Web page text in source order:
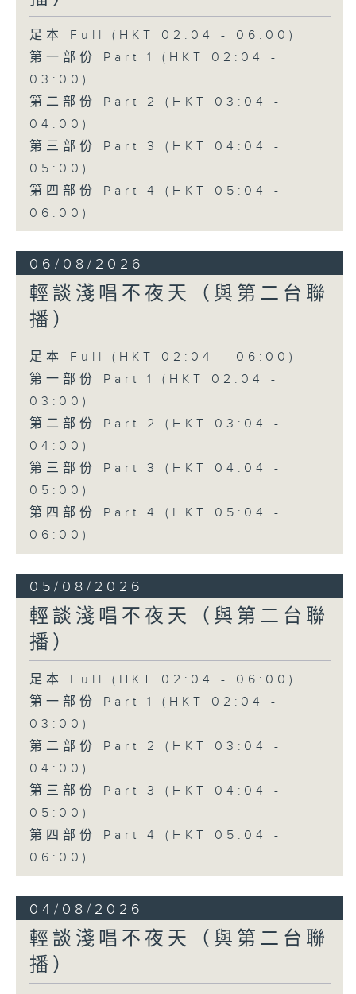
足本 Full (HKT 02:04 - 06:00)
第一部份 Part 1 (HKT 02:04 -
03:00)
第二部份 Part 2 (HKT 03:04 -
04:00)
第三部份 Part 3 (HKT 04:04 -
05:00)
第四部份 Part 4 (HKT 05:04 -
06:00)
06/08/2026
輕談淺唱不夜天（與第二台聯
播）
足本 Full (HKT 02:04 - 06:00)
第一部份 Part 1 (HKT 02:04 -
03:00)
第二部份 Part 2 (HKT 03:04 -
04:00)
第三部份 Part 3 (HKT 04:04 -
05:00)
第四部份 Part 4 (HKT 05:04 -
06:00)
05/08/2026
輕談淺唱不夜天（與第二台聯
播）
足本 Full (HKT 02:04 - 06:00)
第一部份 Part 1 (HKT 02:04 -
03:00)
第二部份 Part 2 (HKT 03:04 -
04:00)
第三部份 Part 3 (HKT 04:04 -
05:00)
第四部份 Part 4 (HKT 05:04 -
06:00)
04/08/2026
輕談淺唱不夜天（與第二台聯
播）